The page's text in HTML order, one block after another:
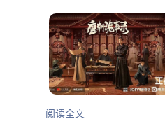
阅读全文